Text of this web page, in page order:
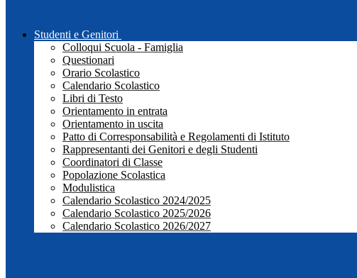
Studenti e Genitori
Colloqui Scuola - Famiglia
Questionari
Orario Scolastico
Calendario Scolastico
Libri di Testo
Orientamento in entrata
Orientamento in uscita
Patto di Corresponsabilità e Regolamenti di Istituto
Rappresentanti dei Genitori e degli Studenti
Coordinatori di Classe
Popolazione Scolastica
Modulistica
Calendario Scolastico 2024/2025
Calendario Scolastico 2025/2026
Calendario Scolastico 2026/2027